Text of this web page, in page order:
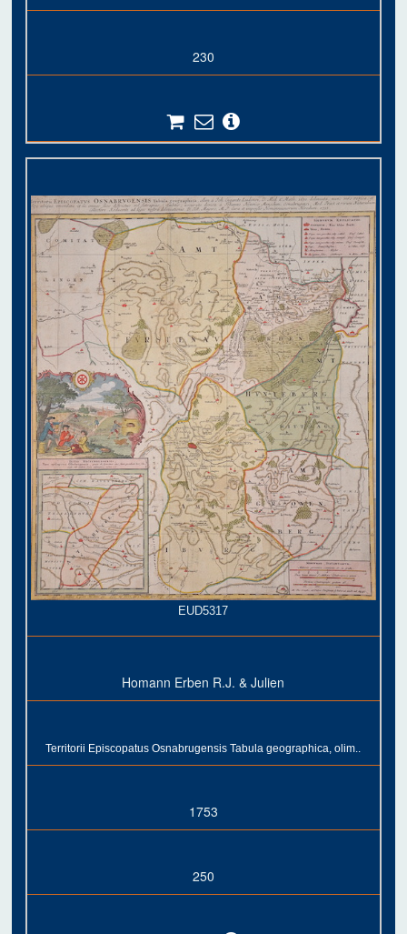
230
EUD5317
Homann Erben R.J. & Julien
Territorii Episcopatus Osnabrugensis Tabula geographica, olim..
1753
250